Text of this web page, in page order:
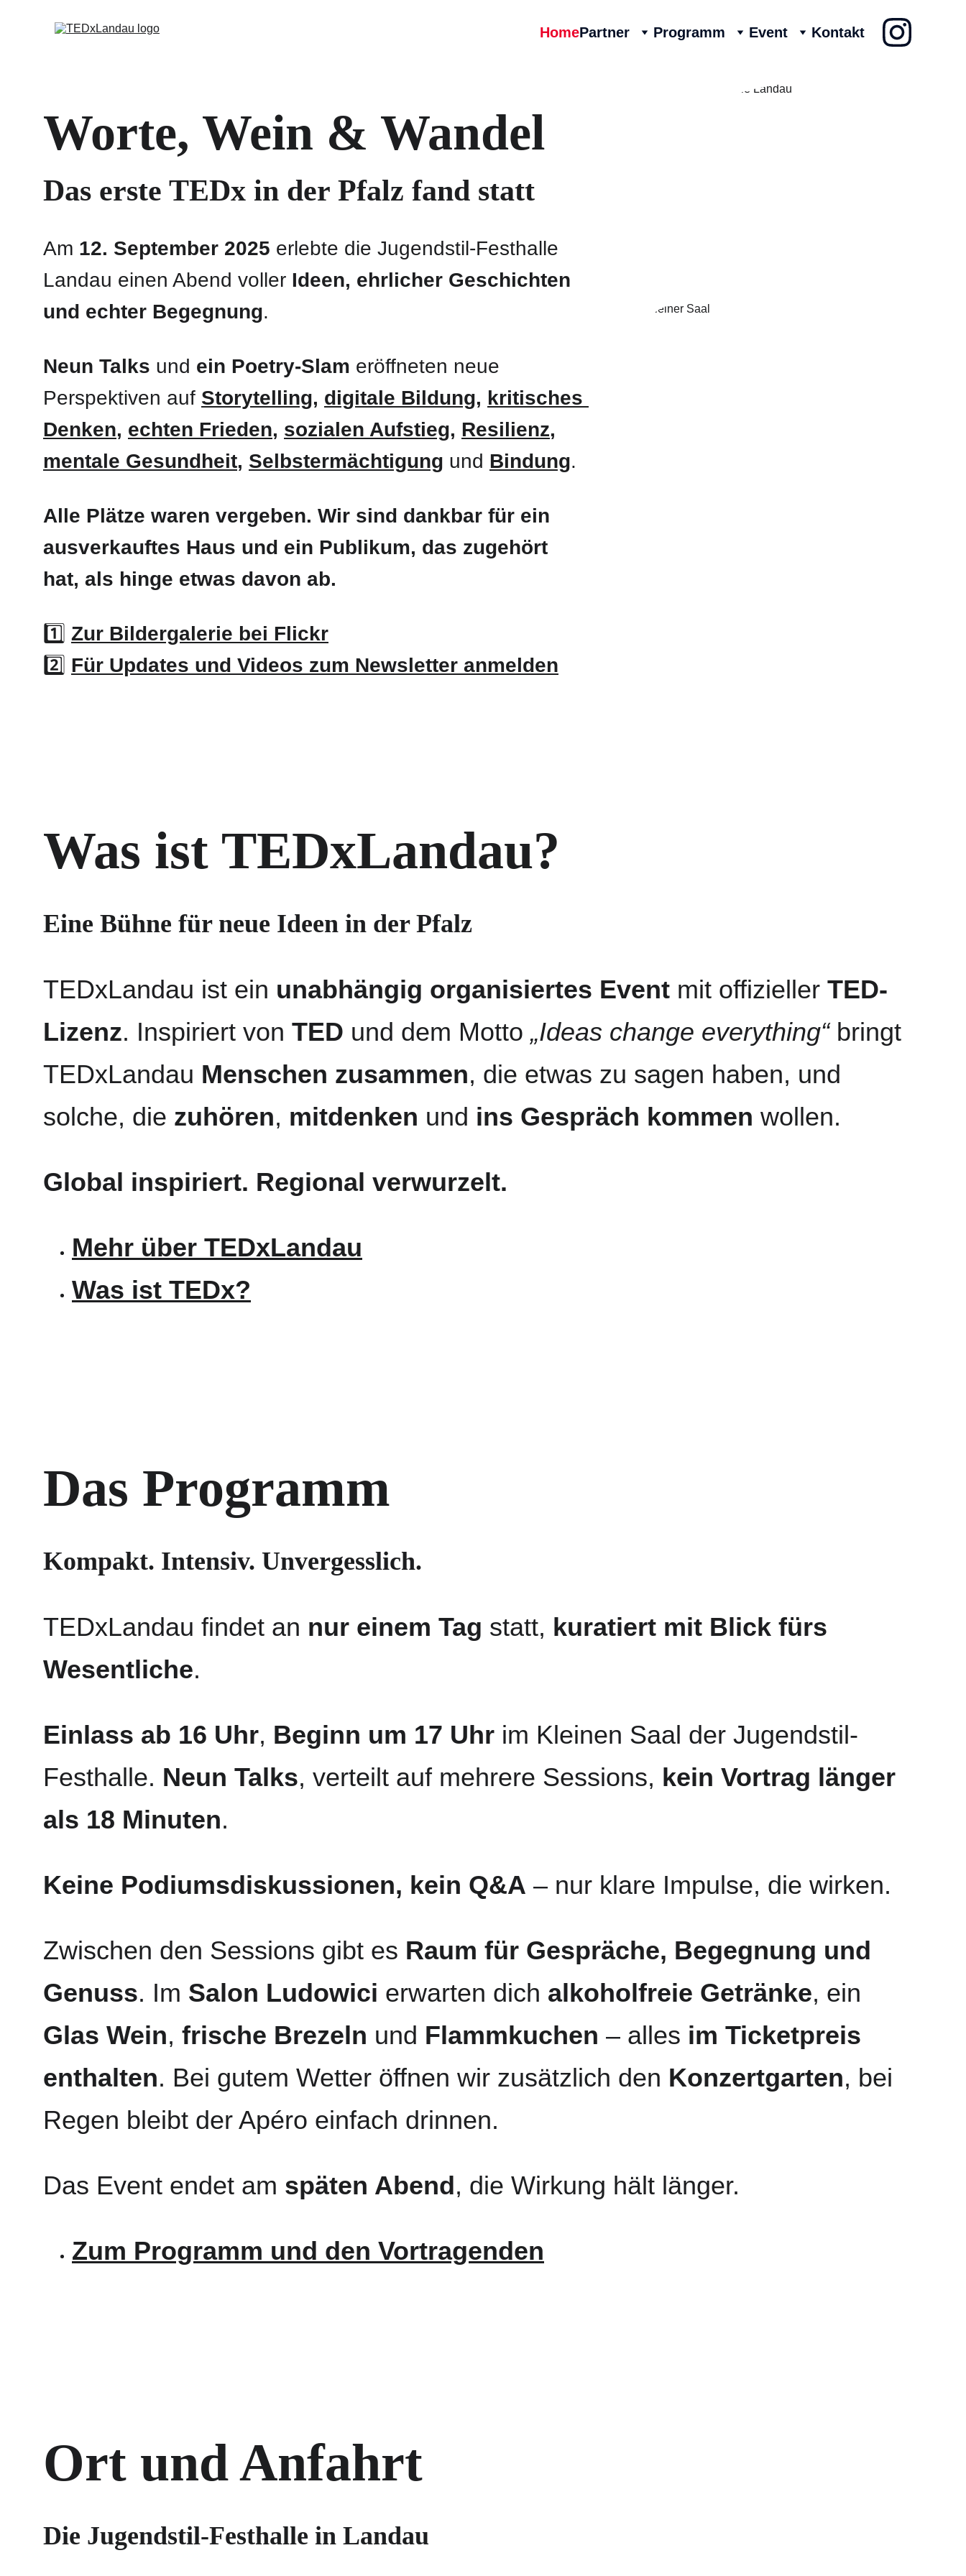
HomePartner Programm Event Kontakt
Worte, Wein & Wandel
Das erste TEDx in der Pfalz fand statt
Am 12. September 2025 erlebte die Jugendstil-Festhalle
Landau einen Abend voller Ideen, ehrlicher Geschichten
und echter Begegnung.
Neun Talks und ein Poetry-Slam eröffneten neue
Perspektiven auf Storytelling, digitale Bildung, kritisches
Denken, echten Frieden, sozialen Aufstieg, Resilienz,
mentale Gesundheit, Selbstermächtigung und Bindung.
Alle Plätze waren vergeben. Wir sind dankbar für ein
ausverkauftes Haus und ein Publikum, das zugehört
hat, als hinge etwas davon ab.
1️⃣ Zur Bildergalerie bei Flickr
2️⃣ Für Updates und Videos zum Newsletter anmelden
Was ist TEDxLandau?
Eine Bühne für neue Ideen in der Pfalz
TEDxLandau ist ein unabhängig organisiertes Event mit offizieller TED-
Lizenz. Inspiriert von TED und dem Motto „Ideas change everything“ bringt
TEDxLandau Menschen zusammen, die etwas zu sagen haben, und
solche, die zuhören, mitdenken und ins Gespräch kommen wollen.
Global inspiriert. Regional verwurzelt.
Mehr über TEDxLandau
Was ist TEDx?
Das Programm
Kompakt. Intensiv. Unvergesslich.
TEDxLandau findet an nur einem Tag statt, kuratiert mit Blick fürs
Wesentliche.
Einlass ab 16 Uhr, Beginn um 17 Uhr im Kleinen Saal der Jugendstil-
Festhalle. Neun Talks, verteilt auf mehrere Sessions, kein Vortrag länger
als 18 Minuten.
Keine Podiumsdiskussionen, kein Q&A – nur klare Impulse, die wirken.
Zwischen den Sessions gibt es Raum für Gespräche, Begegnung und
Genuss. Im Salon Ludowici erwarten dich alkoholfreie Getränke, ein
Glas Wein, frische Brezeln und Flammkuchen – alles im Ticketpreis
enthalten. Bei gutem Wetter öffnen wir zusätzlich den Konzertgarten, bei
Regen bleibt der Apéro einfach drinnen.
Das Event endet am späten Abend, die Wirkung hält länger.
Zum Programm und den Vortragenden
Ort und Anfahrt
Die Jugendstil-Festhalle in Landau